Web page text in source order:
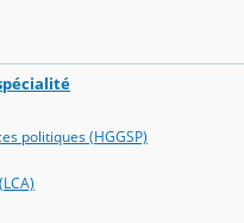
politiques (HGGSP)